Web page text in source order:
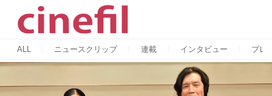
ALL ニュースクリップ 連載 インタビュー プレ